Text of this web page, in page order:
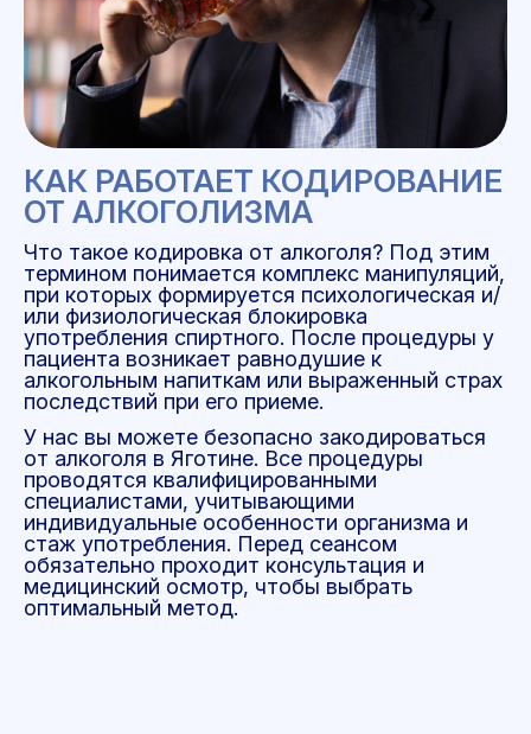
КАК РАБОТАЕТ КОДИРОВАНИЕ
ОТ АЛКОГОЛИЗМА
Что такое кодировка от алкоголя? Под этим
термином понимается комплекс манипуляций,
при которых формируется психологическая и/
или физиологическая блокировка
употребления спиртного. После процедуры у
пациента возникает равнодушие к
алкогольным напиткам или выраженный страх
последствий при его приеме.
У нас вы можете безопасно закодироваться
от алкоголя в Яготине. Все процедуры
проводятся квалифицированными
специалистами, учитывающими
индивидуальные особенности организма и
стаж употребления. Перед сеансом
обязательно проходит консультация и
медицинский осмотр, чтобы выбрать
оптимальный метод.